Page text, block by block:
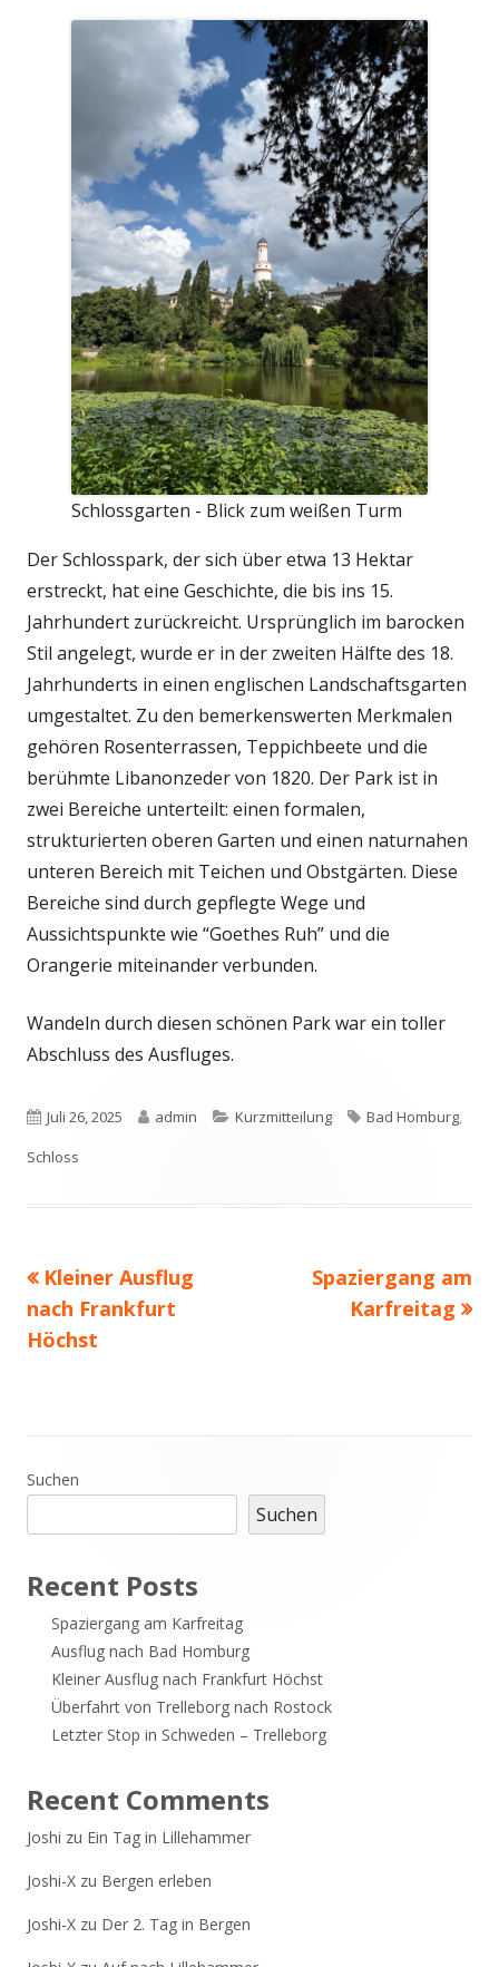
Schlossgarten - Blick zum weißen Turm
Der Schlosspark, der sich über etwa 13 Hektar
erstreckt, hat eine Geschichte, die bis ins 15.
Jahrhundert zurückreicht. Ursprünglich im barocken
Stil angelegt, wurde er in der zweiten Hälfte des 18.
Jahrhunderts in einen englischen Landschaftsgarten
umgestaltet. Zu den bemerkenswerten Merkmalen
gehören Rosenterrassen, Teppichbeete und die
berühmte Libanonzeder von 1820. Der Park ist in
zwei Bereiche unterteilt: einen formalen,
strukturierten oberen Garten und einen naturnahen
unteren Bereich mit Teichen und Obstgärten. Diese
Bereiche sind durch gepflegte Wege und
Aussichtspunkte wie “Goethes Ruh” und die
Orangerie miteinander verbunden.
Wandeln durch diesen schönen Park war ein toller
Abschluss des Ausfluges.
Veröffentlicht
am
Juli 26, 2025 Autor
admin Kategorien
Kurzmitteilung Schlagwörter
Bad Homburg,
Schloss
Beitragsnavigation
Vorheriger
Beitrag:
Kleiner Ausflug
nach Frankfurt
Höchst
Nächster
Beitrag
Spaziergang am
Karfreitag
Haupt-
Seitenleiste
Suchen
Suchen
Recent Posts
Spaziergang am Karfreitag
Ausflug nach Bad Homburg
Kleiner Ausflug nach Frankfurt Höchst
Überfahrt von Trelleborg nach Rostock
Letzter Stop in Schweden – Trelleborg
Recent Comments
Joshi zu Ein Tag in Lillehammer
Joshi-X zu Bergen erleben
Joshi-X zu Der 2. Tag in Bergen